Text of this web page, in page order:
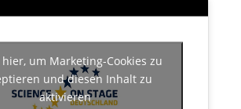
hier, um Marketing-Cookies zu
und diesen Inhalt zu
aktivieren